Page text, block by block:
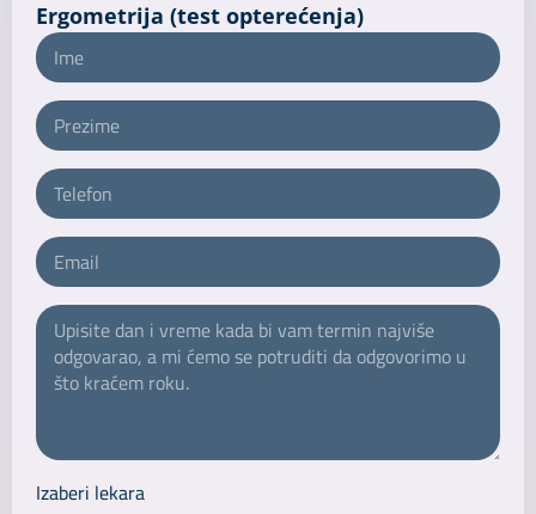
Ergometrija (test opterećenja)
Izaberi lekara